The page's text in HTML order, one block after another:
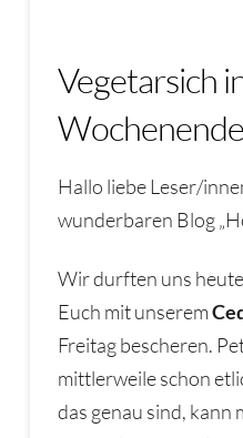
Vegetarsich
Wochenende
Hallo liebe Leser/
wunderbaren Blog
Wir durften uns
Euch mit unserem
Freitag bescheren.
mittlerweile schon
das genau sind, kann